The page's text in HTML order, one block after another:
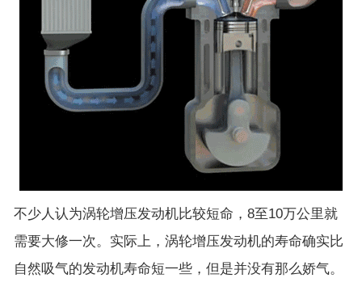
不少人认为涡轮增压发动机比较短命，8至10万公里就
需要大修一次。实际上，涡轮增压发动机的寿命确实比
自然吸气的发动机寿命短一些，但是并没有那么娇气。